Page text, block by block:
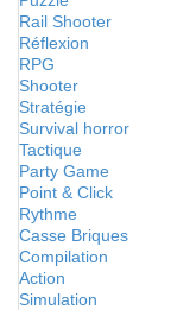
Rail Shooter
Réflexion
RPG
Shooter
Stratégie
Survival horror
Tactique
Party Game
Point & Click
Rythme
Casse Briques
Compilation
Action
Simulation